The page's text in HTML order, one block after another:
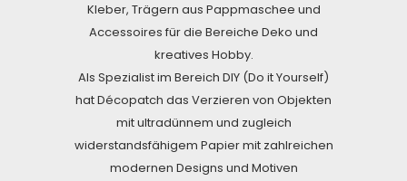
Kleber, Trägern aus Pappmaschee und
Accessoires für die Bereiche Deko und
kreatives Hobby.
Als Spezialist im Bereich DIY (Do it Yourself)
hat Décopatch das Verzieren von Objekten
mit ultradünnem und zugleich
widerstandsfähigem Papier mit zahlreichen
modernen Designs und Motiven